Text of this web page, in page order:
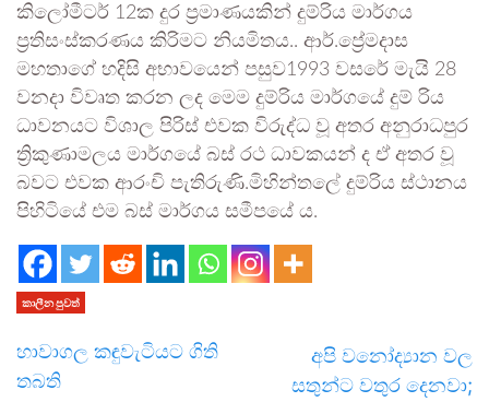
කිලෝමීටර් 12ක දුර ප්‍රමාණයකින් දුම්රිය මාර්ගය
ප්‍රතිසංස්කරණය කිරිමට නියමිතය.. ආර්.ප්‍රේමදාස
මහතාගේ හදිසි අභාවයෙන් පසුව1993 වසරේ මැයි 28
වනදා විවෘත කරන ලද මෙම දුම්රිය මාර්ගයේ දුම් රිය
ධාවනයට විශාල පිරිස් එවක විරුද්ධ වූ අතර අනුරාධපුර
ත්‍රිකුණාමලය මාර්ගයේ බස් රථ ධාවකයන් ද ඒ අතර වූ
බවට එවක ආරංචි පැතිරුණි.මිහින්තලේ දුම්රිය ස්ථානය
පිහිටියේ එම බස් මාර්ගය සමීපයේ ය.
කාලීන පුවත්
හාවාගල කඳුවැටියට ගිති
තබති
අපි වනෝද්‍යාන වල
සතුන්ට වතුර දෙනවා;